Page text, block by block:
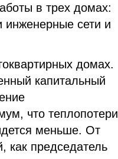
в трех домах:
сети и
домах.
капитальный
что теплопотери
меньше. От
как председатель